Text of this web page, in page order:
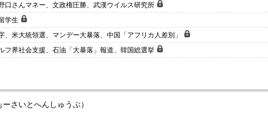
口さんマネー、文政権圧勝、武漢ウイルス研究所
学生
、米大統領選、マンデー大暴落、中国「アフリカ人差別」
フ界社会支援、石油「大暴落」報道、韓国総選挙
さいとへんしゅうぶ）